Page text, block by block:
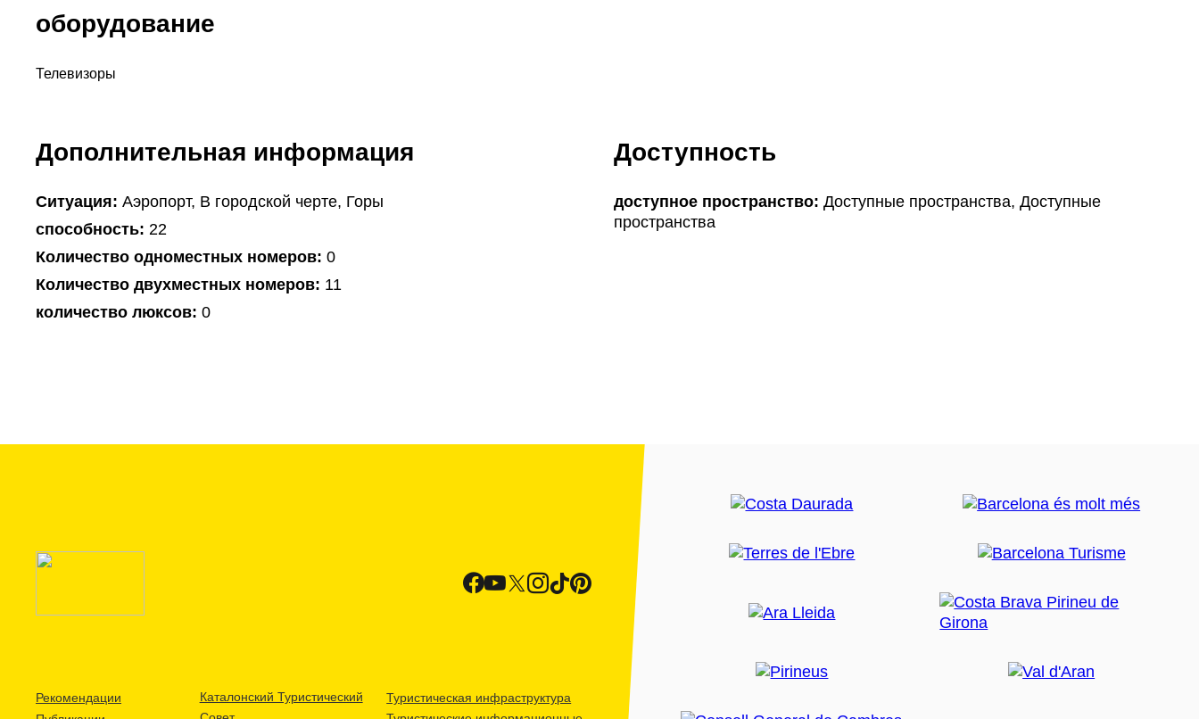
оборудование
Телевизоры
Дополнительная информация
Ситуация: Аэропорт, В городской черте, Горы
способность: 22
Количество одноместных номеров: 0
Количество двухместных номеров: 11
количество люксов: 0
Доступность
доступное пространство: Доступные пространства, Доступные
пространства
Рекомендации
Каталонский Туристический
Туристическая инфраструктура